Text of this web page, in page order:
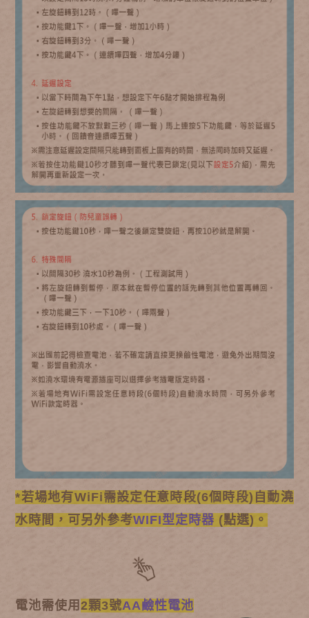
*若場地有WiFi需設定任意時段(6個時段)自動澆
水時間，可另外參考WIFI型定時器 (點選)。
電池需使用2顆3號AA鹼性電池